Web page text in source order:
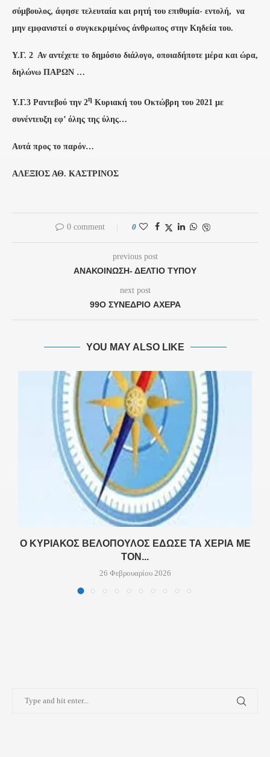
σύμβουλος, άφησε τελευταία και ρητή του επιθυμία- εντολή, να
μην εμφανιστεί ο συγκεκριμένος άνθρωπος στην Κηδεία του.
Υ.Γ. 2 Αν αντέχετε το δημόσιο διάλογο, οποιαδήποτε μέρα και ώρα,
δηλώνω ΠΑΡΩΝ …
Υ.Γ.3 Ραντεβού την 2η Κυριακή του Οκτώβρη του 2021 με
συνέντευξη εφ’ όλης της ύλης…
Αυτά προς το παρόν…
ΑΛΕΞΙΟΣ ΑΘ. ΚΑΣΤΡΙΝΟΣ
0 comment 0
previous post
ΑΝΑΚΟΙΝΩΣΗ- ΔΕΛΤΙΟ ΤΥΠΟΥ
next post
99Ο ΣΥΝΈΔΡΙΟ AXEPA
YOU MAY ALSO LIKE
Ο ΚΥΡΙΆΚΟΣ ΒΕΛΌΠΟΥΛΟΣ ΈΔΩΣΕ ΤΑ ΧΈΡΙΑ ΜΕ
ΤΟΝ...
26 Φεβρουαρίου 2026